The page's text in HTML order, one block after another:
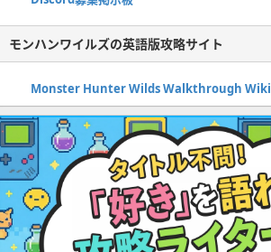
モンハンワイルズの英語版攻略サイト
Monster Hunter Wilds Walkthrough Wiki